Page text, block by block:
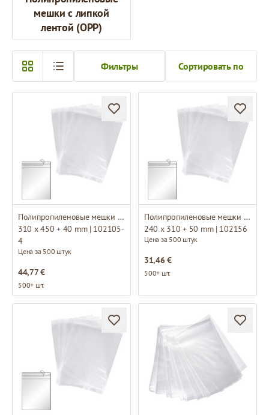
мешки с липкой
лентой (OPP)
Сортировать по
Фильтры
Полипропиленовые мешки с липкой лентой
310 x 450 + 40 mm | 102105-
4
Цена за 500 штук
44,77 €
500+ шт.
Полипропиленовые мешки с липкой лентой
240 x 310 + 50 mm | 102156
Цена за 500 штук
31,46 €
500+ шт.